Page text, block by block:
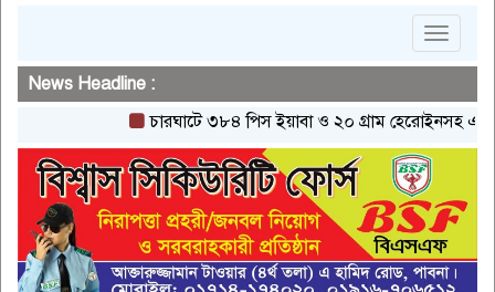
Toggle
News Headline :
চারঘাটে ৩৮৪ পিস ইয়াবা ও ২০ গ্রাম হেরোইনসহ একজন